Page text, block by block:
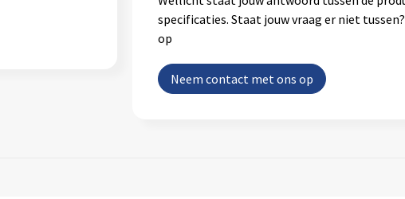
specificaties. Staat jouw vraag er niet
op
Neem contact met ons op